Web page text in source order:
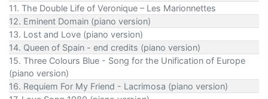
11. The Double Life of Veronique – Les Marionnettes
12. Eminent Domain (piano version)
13. Lost and Love (piano version)
14. Queen of Spain - end credits (piano version)
15. Three Colours Blue - Song for the Unification of Europe
(piano version)
16. Requiem For My Friend - Lacrimosa (piano version)